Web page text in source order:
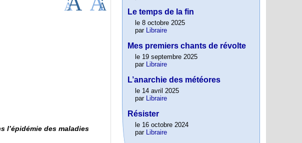
l’épidémie des maladies
Le temps de la fin
le 8 octobre 2025
par Libraire
Mes premiers chants de révolte
le 19 septembre 2025
par Libraire
L’anarchie des météores
le 14 avril 2025
par Libraire
Résister
le 16 octobre 2024
par Libraire